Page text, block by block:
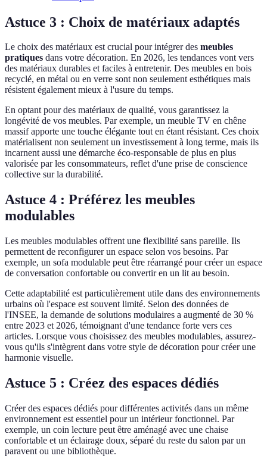
Astuce 3 : Choix de matériaux adaptés
Le choix des matériaux est crucial pour intégrer des meubles
pratiques dans votre décoration. En 2026, les tendances vont vers
des matériaux durables et faciles à entretenir. Des meubles en bois
recyclé, en métal ou en verre sont non seulement esthétiques mais
résistent également mieux à l'usure du temps.
En optant pour des matériaux de qualité, vous garantissez la
longévité de vos meubles. Par exemple, un meuble TV en chêne
massif apporte une touche élégante tout en étant résistant. Ces choix
matérialisent non seulement un investissement à long terme, mais ils
incarnent aussi une démarche éco-responsable de plus en plus
valorisée par les consommateurs, reflet d'une prise de conscience
collective sur la durabilité.
Astuce 4 : Préférez les meubles
modulables
Les meubles modulables offrent une flexibilité sans pareille. Ils
permettent de reconfigurer un espace selon vos besoins. Par
exemple, un sofa modulable peut être réarrangé pour créer un espace
de conversation confortable ou convertir en un lit au besoin.
Cette adaptabilité est particulièrement utile dans des environnements
urbains où l'espace est souvent limité. Selon des données de
l'INSEE, la demande de solutions modulaires a augmenté de 30 %
entre 2023 et 2026, témoignant d'une tendance forte vers ces
articles. Lorsque vous choisissez des meubles modulables, assurez-
vous qu'ils s'intègrent dans votre style de décoration pour créer une
harmonie visuelle.
Astuce 5 : Créez des espaces dédiés
Créer des espaces dédiés pour différentes activités dans un même
environnement est essentiel pour un intérieur fonctionnel. Par
exemple, un coin lecture peut être aménagé avec une chaise
confortable et un éclairage doux, séparé du reste du salon par un
paravent ou une bibliothèque.